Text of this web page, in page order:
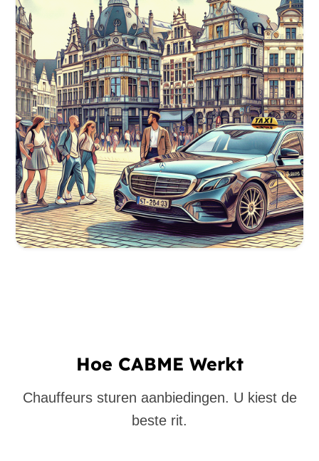
Hoe CABME Werkt
Chauffeurs sturen aanbiedingen. U kiest de
beste rit.